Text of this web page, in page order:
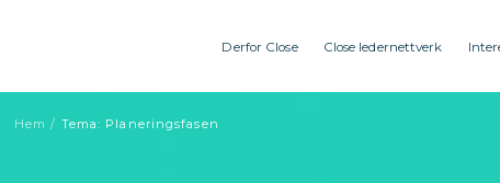
Derfor Close Close ledernettverk
Hem / Tema: Planeringsfasen